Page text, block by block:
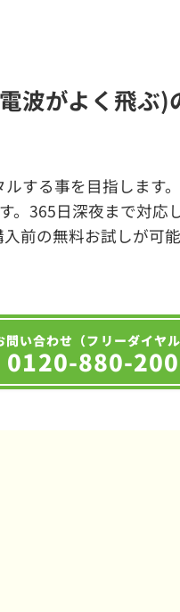
波がよく飛ぶ)
する事を目指します
。365日深夜まで対応
前の無料お試しが可
問い合わせ（フリーダイヤル
0120-880-200